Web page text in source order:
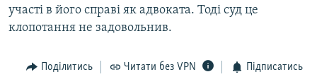
Усі сайти RFE/RL
участі в його справі як адвоката. Тоді суд це
клопотання не задовольнив.
Поділитись Читати без VPN Підписатись